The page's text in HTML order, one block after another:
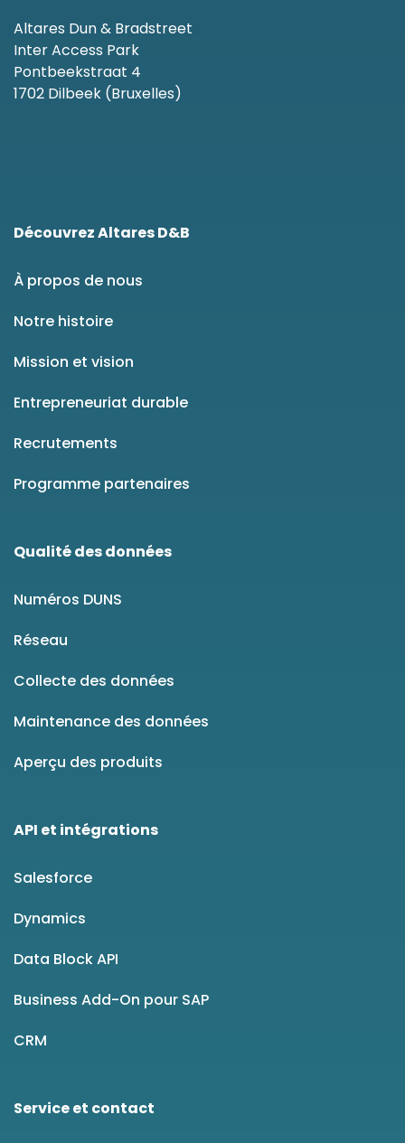
Altares Dun & Bradstreet
Inter Access Park
Pontbeekstraat 4
1702 Dilbeek (Bruxelles)
Découvrez Altares D&B
À propos de nous
Notre histoire
Mission et vision
Entrepreneuriat durable
Recrutements
Programme partenaires
Qualité des données
Numéros DUNS
Réseau
Collecte des données
Maintenance des données
Aperçu des produits
API et intégrations
Salesforce
Dynamics
Data Block API
Business Add-On pour SAP
CRM
Service et contact